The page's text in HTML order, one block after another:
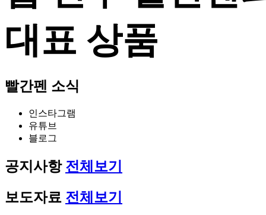
빨간펜 소식
인스타그램
유튜브
블로그
공지사항 전체보기
보도자료 전체보기